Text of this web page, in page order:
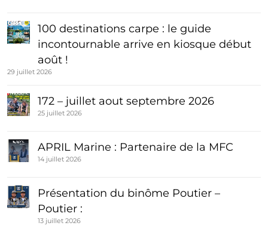
100 destinations carpe : le guide
incontournable arrive en kiosque début
août !
29 juillet 2026
172 – juillet aout septembre 2026
25 juillet 2026
APRIL Marine : Partenaire de la MFC
14 juillet 2026
Présentation du binôme Poutier –
Poutier :
13 juillet 2026